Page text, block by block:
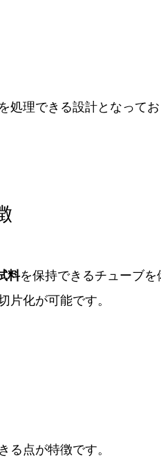
処理できる設計となって
料を保持できるチューブを
片化が可能です。
る点が特徴です。